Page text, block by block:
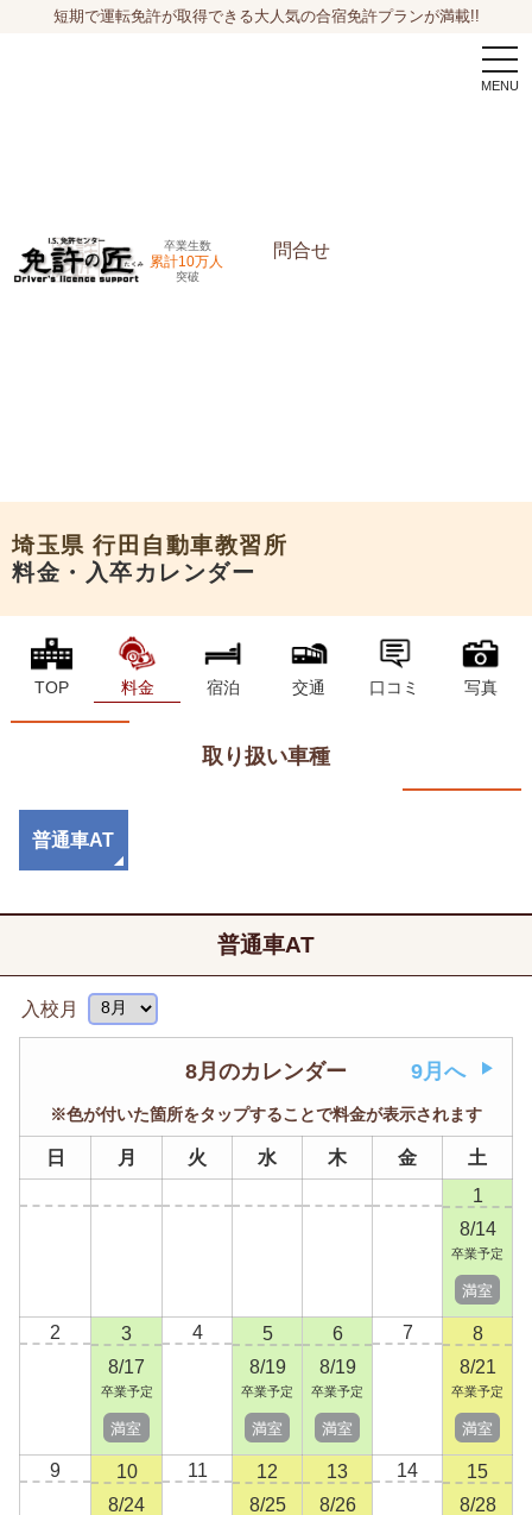
短期で運転免許が取得できる大人気の合宿免許プランが満載!!
卒業生数
累計10万人
突破
問合せ
埼玉県 行田自動車教習所
料金・入卒カレンダー
TOP 料金 宿泊 交通 口コミ 写真
取り扱い車種
普通車AT
普通車AT
入校月
8月のカレンダー 9月へ
※色が付いた箇所をタップすることで料金が表示されます
日 月 火 水 木 金
土
1
8/14
卒業予定
満室
2
3
8/17
卒業予定
満室
4
5
8/19
卒業予定
満室
6
8/19
卒業予定
満室
7
8
8/21
卒業予定
満室
9
10
8/24
11
12
8/25
13
8/26
14
15
8/28